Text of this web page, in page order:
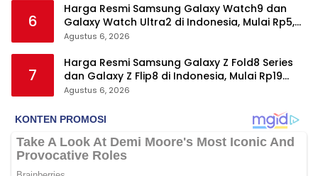
6
Harga Resmi Samsung Galaxy Watch9 dan
Galaxy Watch Ultra2 di Indonesia, Mulai Rp5,9
Jutaan
Agustus 6, 2026
7
Harga Resmi Samsung Galaxy Z Fold8 Series
dan Galaxy Z Flip8 di Indonesia, Mulai Rp19
Jutaan
Agustus 6, 2026